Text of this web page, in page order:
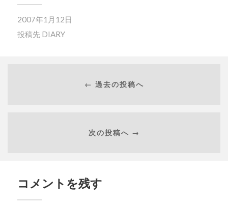
2007年1月12日
投稿先 DIARY
← 過去の投稿へ
次の投稿へ →
コメントを残す